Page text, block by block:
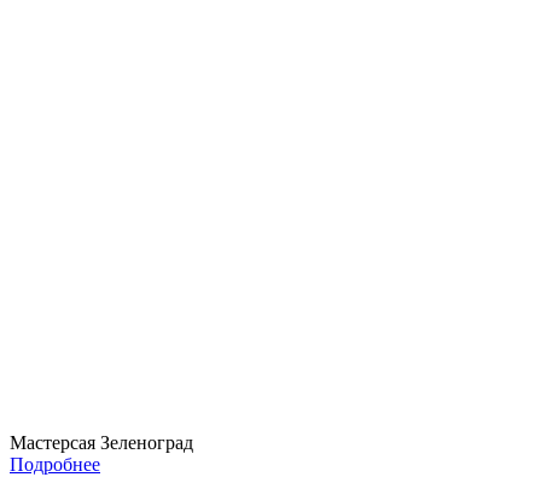
Мастерсая Зеленоград
Подробнее